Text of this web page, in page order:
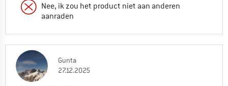
Nee, ik zou het product niet aan anderen
aanraden
Gunta
27.12.2025